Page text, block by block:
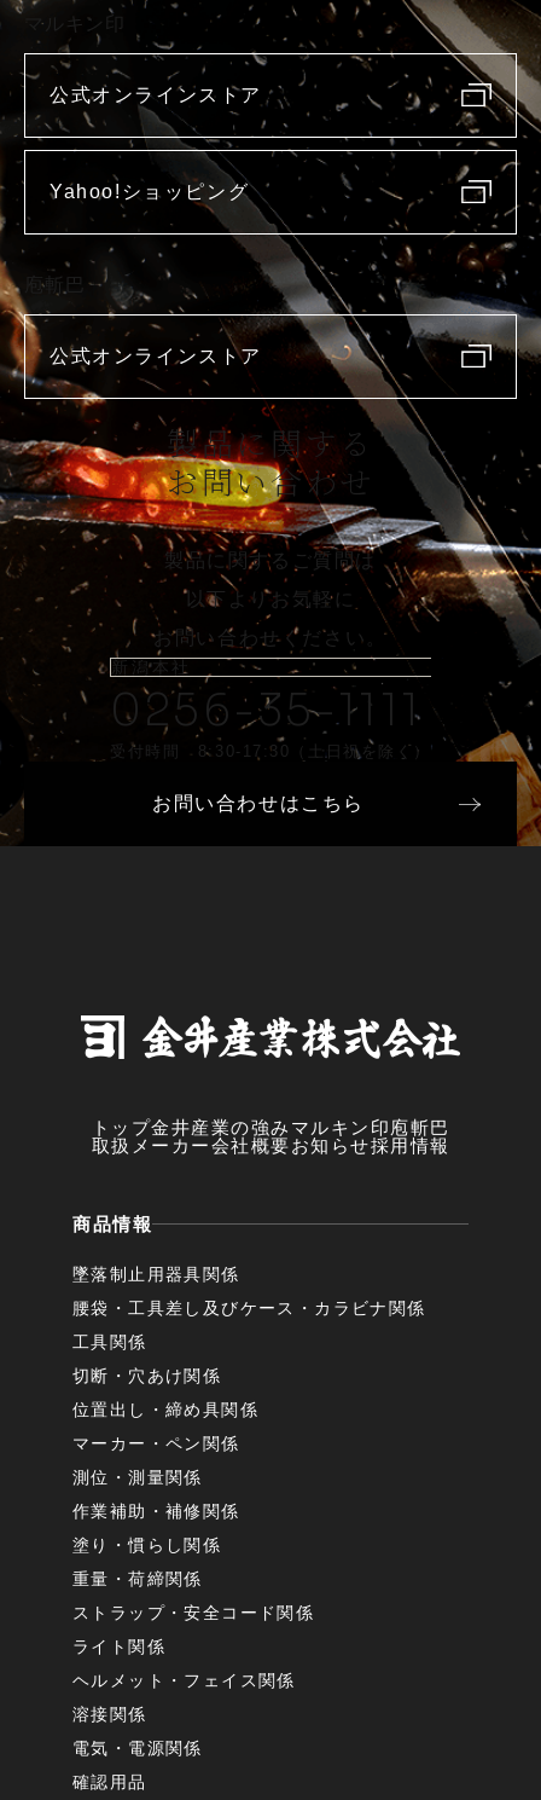
マルキン印
公式オンラインストア
Yahoo!ショッピング
庖斬巴
公式オンラインストア
製品に関する
お問い合わせ
製品に関するご質問は
以下よりお気軽に
お問い合わせください。
新潟本社
0256-35-1111
受付時間 8:30-17:30（土日祝を除く）
お問い合わせはこちら
トップ金井産業の強み マルキン印 庖斬巴
取扱メーカー会社概要お知らせ採用情報
商品情報
墜落制止用器具関係
腰袋・工具差し及びケース・カラビナ関係
工具関係
切断・穴あけ関係
位置出し・締め具関係
マーカー・ペン関係
測位・測量関係
作業補助・補修関係
塗り・慣らし関係
重量・荷締関係
ストラップ・安全コード関係
ライト関係
ヘルメット・フェイス関係
溶接関係
電気・電源関係
確認用品